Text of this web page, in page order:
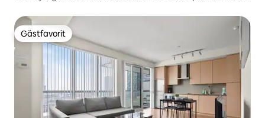
Gästfavorit
Gästfavorit